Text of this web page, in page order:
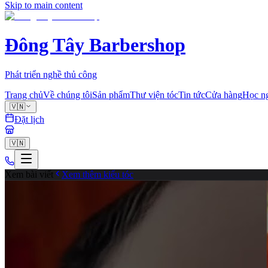
Skip to main content
Đông Tây Barbershop
Phát triển nghề thủ công
Trang chủVề chúng tôiSản phẩmThư viện tócTin tứcCửa hàngHọc
🇻🇳
Đặt lịch
🇻🇳
Xem bài viết
Xem thêm kiểu tóc
Cùng tạo mẫu tóc với chuyên gia